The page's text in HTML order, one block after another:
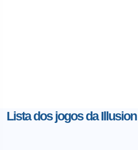
Lista dos jogos da